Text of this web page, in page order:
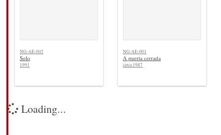
NG-AE-002
Solo
1991
NG-AE-001
A puerta cerrada
circa 1987
Loading...